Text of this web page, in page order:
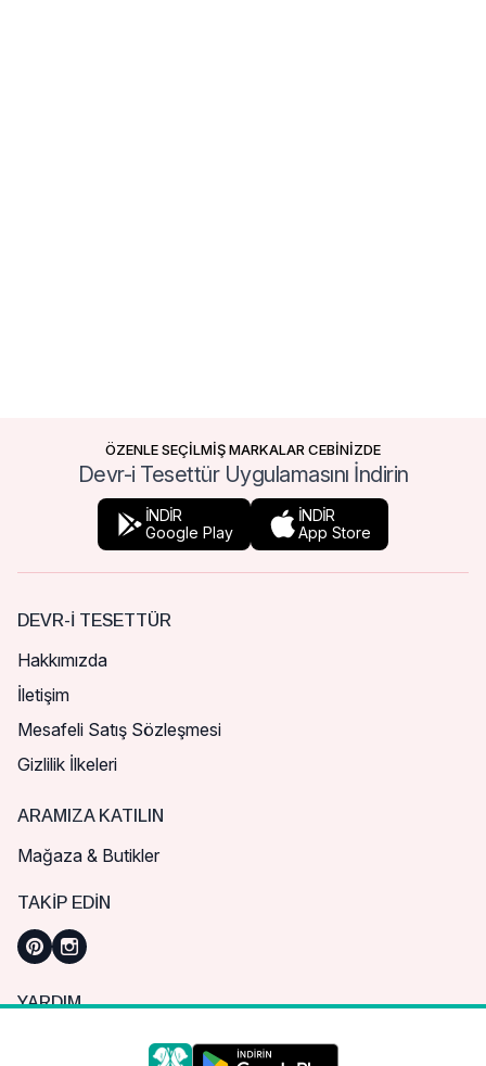
ÖZENLE SEÇİLMİŞ MARKALAR CEBİNİZDE
Devr-i Tesettür Uygulamasını İndirin
İNDİR
Google Play
İNDİR
App Store
DEVR-I TESETTÜR
Hakkımızda
İletişim
Mesafeli Satış Sözleşmesi
Gizlilik İlkeleri
ARAMIZA KATILIN
Mağaza & Butikler
TAKIP EDIN
YARDIM
Sık Sorulan Sorular